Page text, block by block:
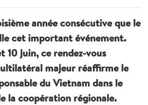
année consécutive que le
cet important événement.
10 juin, ce rendez-vous
majeur réaffirme le
du Vietnam dans le
la coopération régionale.